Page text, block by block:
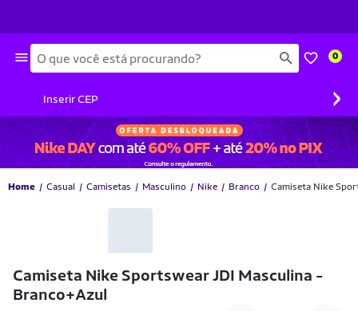
Busca 0
Inserir CEP ›
Home Casual Camisetas Masculino Nike Branco Camiseta Nike
Camiseta Nike Sportswear JDI Masculina -
Branco+Azul
-23% OFF